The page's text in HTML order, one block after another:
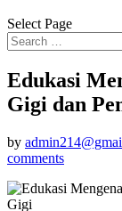
Select Page
Edukasi
Gigi dan
by
comments